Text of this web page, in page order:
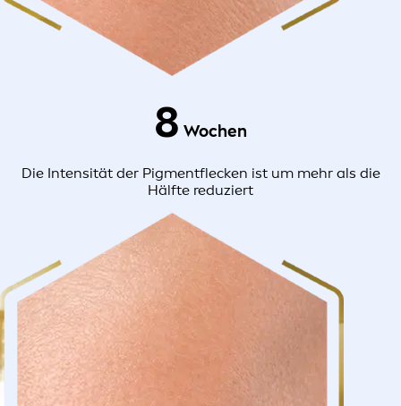
8 Wochen
Die Intensität der Pigmentflecken ist um mehr als die
Hälfte reduziert